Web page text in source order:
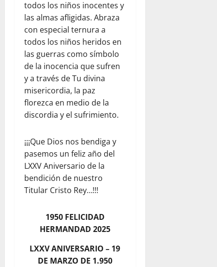
todos los niños inocentes y
las almas afligidas. Abraza
con especial ternura a
todos los niños heridos en
las guerras como símbolo
de la inocencia que sufren
y a través de Tu divina
misericordia, la paz
florezca en medio de la
discordia y el sufrimiento.
¡¡¡Que Dios nos bendiga y
pasemos un feliz año del
LXXV Aniversario de la
bendición de nuestro
Titular Cristo Rey…!!!
1950 FELICIDAD
HERMANDAD 2025
LXXV ANIVERSARIO – 19
DE MARZO DE 1.950